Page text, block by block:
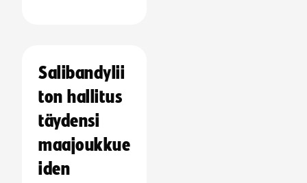
Salibandylii
ton hallitus
täydensi
maajoukkue
iden